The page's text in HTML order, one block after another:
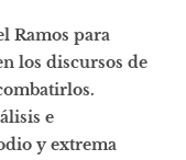
Ramos para
los discursos de
e
y extrema